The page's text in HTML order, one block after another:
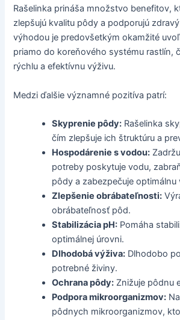
Rašelinka prináša množstvo benefitov,
zlepšujú kvalitu pôdy a podporujú
výhodou je predovšetkým okamžité
priamo do koreňového systému rastlín,
rýchlu a efektívnu výživu.
Medzi ďalšie významné pozitíva patrí:
Skyprenie pôdy: Rašelinka
čím zlepšuje ich štruktúru a
Hospodárenie s vodou:
potreby poskytuje vodu,
pôdy a zabezpečuje optimálnu
Zlepšenie obrábateľnosti:
obrábateľnosť pôd.
Stabilizácia pH: Pomáha
optimálnej úrovni.
Dlhodobá výživa: Dlhodobo
potrebné živiny.
Ochrana pôdy: Znižuje pôdnu
Podpora mikroorganizmov:
pôdnych mikroorganizmov,